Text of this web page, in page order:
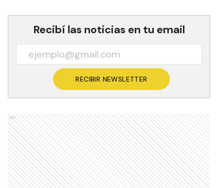
Recibí las noticias en tu email
RECIBIR NEWSLETTER
Ads